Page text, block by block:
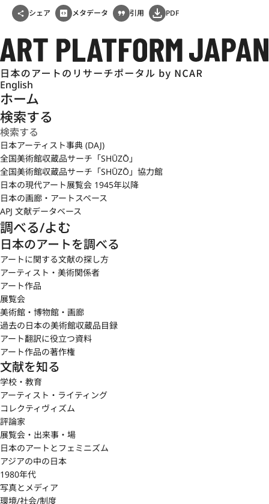
シェア メタデータ 引用 PDF
English
ホーム
検索する
日本アーティスト事典 (DAJ)
全国美術館収蔵品サーチ「SHŪZŌ」
全国美術館収蔵品サーチ「SHŪZŌ」協力館
日本の現代アート展覧会 1945年以降
日本の画廊・アートスペース
APJ 文献データベース
調べる/よむ
日本のアートを調べる
アートに関する文献の探し方
アーティスト・美術関係者
アート作品
展覧会
美術館・博物館・画廊
過去の日本の美術館収蔵品目録
アート翻訳に役立つ資料
アート作品の著作権
文献を知る
学校・教育
アーティスト・ライティング
コレクティヴィズム
評論家
展覧会・出来事・場
日本のアートとフェミニズム
アジアの中の日本
1980年代
写真とメディア
環境/社会/制度